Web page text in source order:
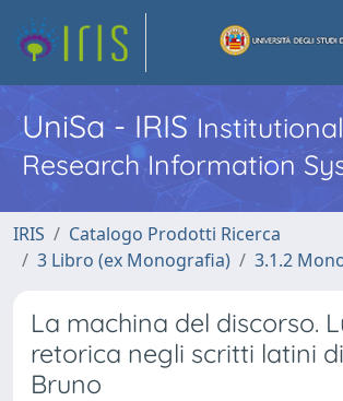
UniSa - IRISInstitutional
Research Information
IRIS
Catalogo Prodotti Ricerca
3 Libro (ex Monografia)
3.1.2
La machina del discorso.
retorica negli scritti latini
Bruno